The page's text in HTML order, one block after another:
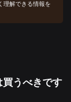
理解できる情報を
うべきです